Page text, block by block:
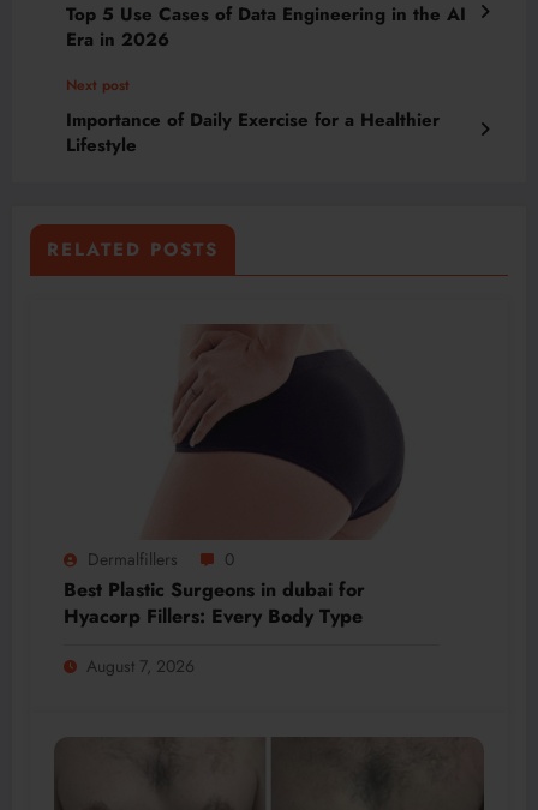
Top 5 Use Cases of Data Engineering in the AI
Era in 2026
Next post
Importance of Daily Exercise for a Healthier
Lifestyle
RELATED POSTS
Dermalfillers 0
Best Plastic Surgeons in dubai for
Hyacorp Fillers: Every Body Type
August 7, 2026